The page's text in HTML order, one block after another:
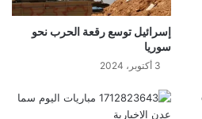
إسرائيل توسع رقعة الحرب نحو
سوريا
3 أكتوبر، 2024